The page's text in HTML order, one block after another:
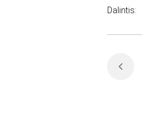
Dalintis: